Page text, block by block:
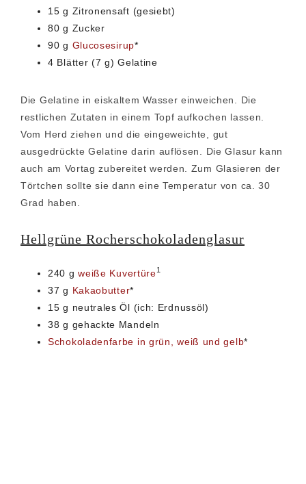
15 g Zitronensaft (gesiebt)
80 g Zucker
90 g Glucosesirup*
4 Blätter (7 g) Gelatine
Die Gelatine in eiskaltem Wasser einweichen. Die
restlichen Zutaten in einem Topf aufkochen lassen.
Vom Herd ziehen und die eingeweichte, gut
ausgedrückte Gelatine darin auflösen. Die Glasur kann
auch am Vortag zubereitet werden. Zum Glasieren der
Törtchen sollte sie dann eine Temperatur von ca. 30
Grad haben.
Hellgrüne Rocherschokoladenglasur
240 gweiße Kuvertüre1
37 g Kakaobutter*
15 g neutrales Öl (ich: Erdnussöl)
38 g gehackte Mandeln
Schokoladenfarbe in grün, weiß und gelb*